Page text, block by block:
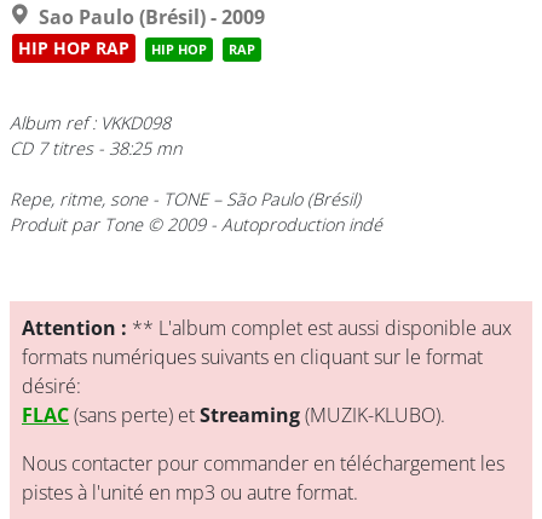
Sao Paulo (Brésil) - 2009
HIP HOP RAP HIP HOP RAP
Album ref : VKKD098
CD 7 titres - 38:25 mn
Repe, ritme, sone- TONE – São Paulo (Brésil)
Produit par Tone © 2009 - Autoproduction indé
Attention : ** L'album complet est aussi disponible aux
formats numériques suivants en cliquant sur le format
désiré:
FLAC(sans perte) etStreaming(MUZIK-KLUBO).
Nous contacter pour commander en téléchargement les
pistes à l'unité en mp3 ou autre format.